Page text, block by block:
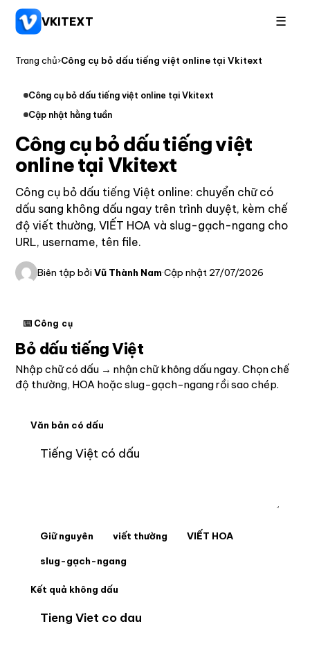
VKITEXT ☰
Trang chủ›Công cụ bỏ dấu tiếng việt online tại Vkitext
Công cụ bỏ dấu tiếng việt online tại Vkitext
Cập nhật hằng tuần
Công cụ bỏ dấu tiếng việt
online tại Vkitext
Công cụ bỏ dấu tiếng Việt online: chuyển chữ có
dấu sang không dấu ngay trên trình duyệt, kèm chế
độ viết thường, VIẾT HOA và slug-gạch-ngang cho
URL, username, tên file.
Biên tập bởi Vũ Thành Nam·Cập nhật 27/07/2026
⌨️ Công cụ
Bỏ dấu tiếng Việt
Nhập chữ có dấu → nhận chữ không dấu ngay. Chọn chế
độ thường, HOA hoặc slug-gạch-ngang rồi sao chép.
Văn bản có dấu
Giữ nguyên viết thường
VIẾT HOA
slug-gạch-ngang
Kết quả không dấu